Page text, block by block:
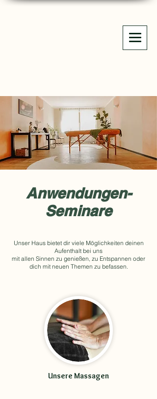
Anwendungen-
Seminare
Unser Haus bietet dir viele Möglichkeiten deinen
Aufenthalt bei uns
mit allen Sinnen zu genießen, zu Entspannen oder
dich mit neuen Themen zu befassen.
Unsere Massagen